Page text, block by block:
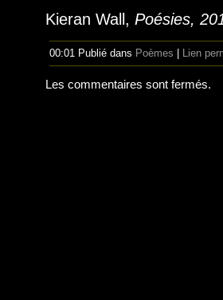
Kieran Wall, Poésies,
00:01 Publié dans Poèmes Lien
Les commentaires sont fermés.